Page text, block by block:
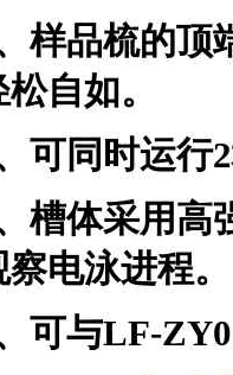
样品梳的顶
自如。
可同时运行2
槽体采用高
察电泳进程。
可与LF-